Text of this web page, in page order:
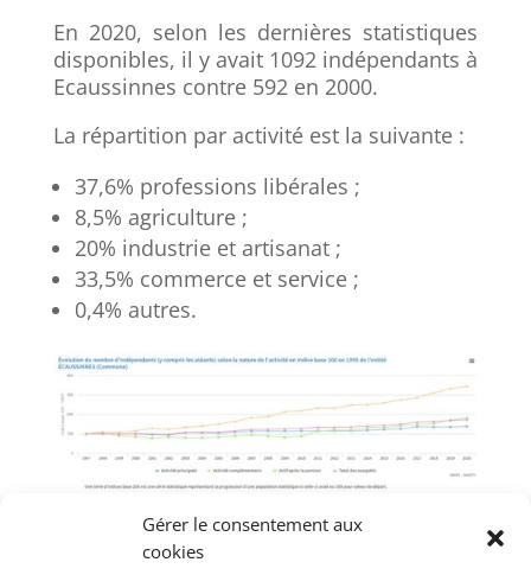
Gérer le consentement aux
cookies
En 2020, selon les dernières statistiques
disponibles, il y avait 1092 indépendants à
Ecaussinnes contre 592 en 2000.
La répartition par activité est la suivante :
37,6% professions libérales ;
8,5% agriculture ;
20% industrie et artisanat ;
33,5% commerce et service ;
0,4% autres.
Ecaussinnes
Le pourcentage d'indépendants par